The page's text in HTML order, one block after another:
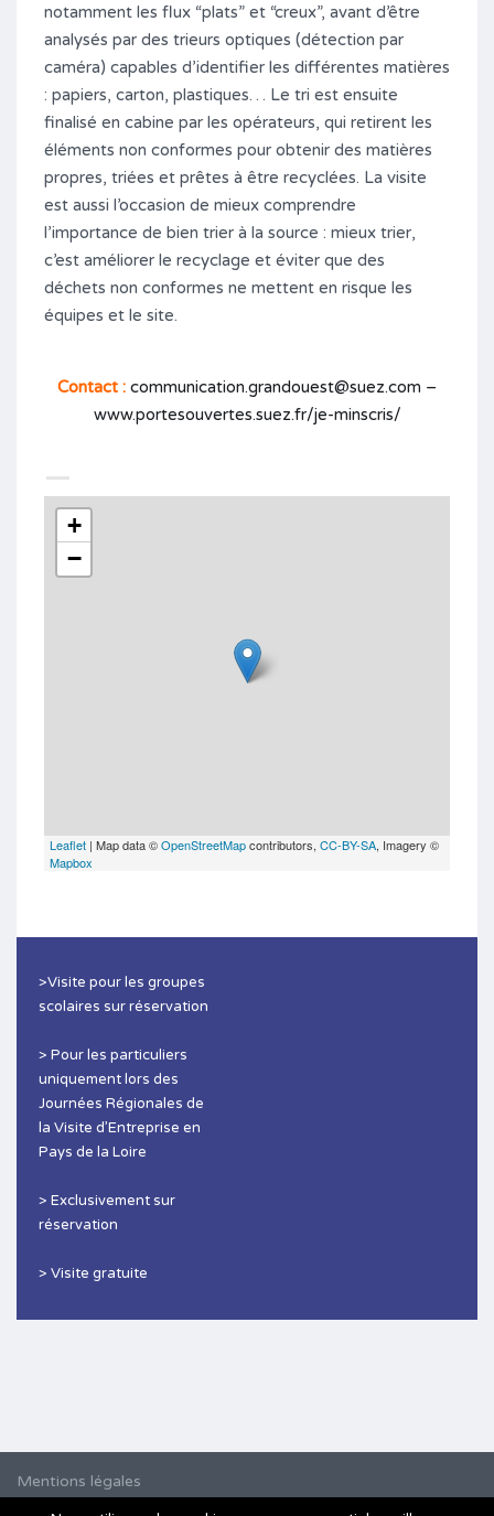
notamment les flux “plats” et “creux”, avant d’être
analysés par des trieurs optiques (détection par
caméra) capables d’identifier les différentes matières
: papiers, carton, plastiques… Le tri est ensuite
finalisé en cabine par les opérateurs, qui retirent les
éléments non conformes pour obtenir des matières
propres, triées et prêtes à être recyclées. La visite
est aussi l’occasion de mieux comprendre
l’importance de bien trier à la source : mieux trier,
c’est améliorer le recyclage et éviter que des
déchets non conformes ne mettent en risque les
équipes et le site.
Contact : communication.grandouest@suez.com –
www.portesouvertes.suez.fr/je-minscris/
+
−
Leaflet | Map data ©OpenStreetMapcontributors, CC-BY-SA, Imagery ©
Mapbox
>Visite pour les groupes
scolaires sur réservation
> Pour les particuliers
uniquement lors des
Journées Régionales de
la Visite d’Entreprise en
Pays de la Loire
> Exclusivement sur
réservation
> Visite gratuite
Mentions légales